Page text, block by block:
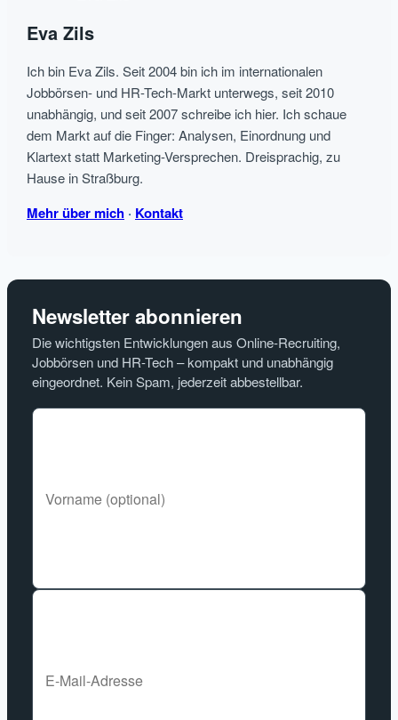
Eva Zils
Ich bin Eva Zils. Seit 2004 bin ich im internationalen
Jobbörsen- und HR-Tech-Markt unterwegs, seit 2010
unabhängig, und seit 2007 schreibe ich hier. Ich schaue
dem Markt auf die Finger: Analysen, Einordnung und
Klartext statt Marketing-Versprechen. Dreisprachig, zu
Hause in Straßburg.
Mehr über mich · Kontakt
Newsletter abonnieren
Die wichtigsten Entwicklungen aus Online-Recruiting,
Jobbörsen und HR-Tech – kompakt und unabhängig
eingeordnet. Kein Spam, jederzeit abbestellbar.